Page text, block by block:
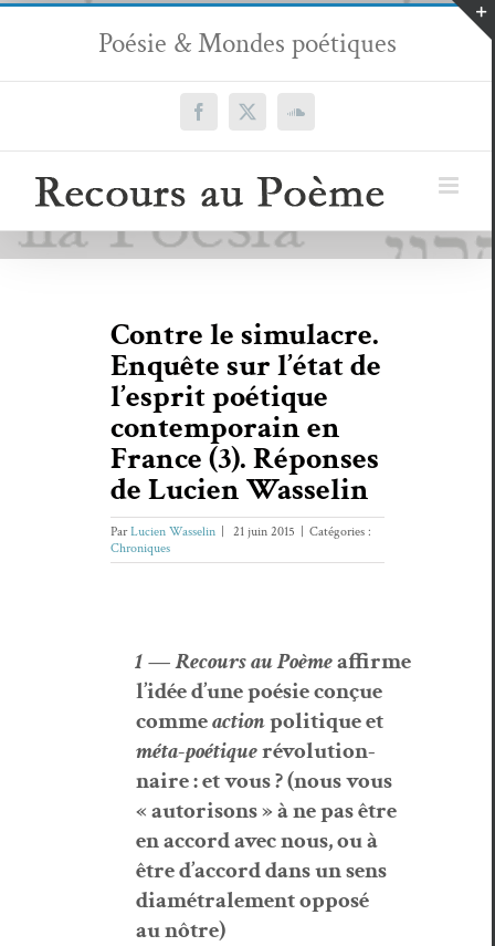
Passer
contenu
Poésie & Mondes poétiques
Facebook
X SoundCloud
Contre le simulacre.
Enquête sur l’état de
l’esprit poétique
contemporain en
France (3). Réponses
de Lucien Wasselin
ParLucien Wasselin 21 juin 2015
Catégories :
Chroniques
1 — Recours au Poèmeaffirme
l’idée d’une poésie conçue
commeactionpoli­tique et
méta-poé­tiquerévo­lu­tion­
naire : et vous ? (nous vous
« autorisons » à ne pas être
en accord avec nous, ou à
être d’accord dans un sens
diamé­trale­ment opposé
au nôtre)